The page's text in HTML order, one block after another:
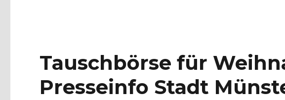
Tauschbörse für
Presseinfo Stadt